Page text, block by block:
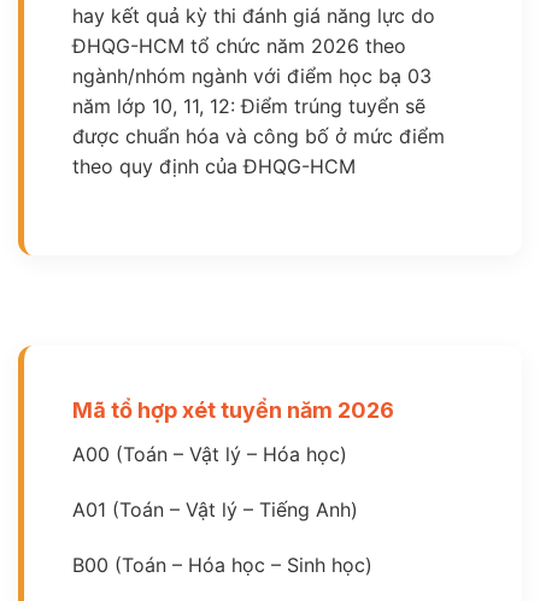
hay kết quả kỳ thi đánh giá năng lực do
ĐHQG-HCM tổ chức năm 2026 theo
ngành/nhóm ngành với điểm học bạ 03
năm lớp 10, 11, 12: Điểm trúng tuyển sẽ
được chuẩn hóa và công bố ở mức điểm
theo quy định của ĐHQG-HCM
Mã tổ hợp xét tuyển năm 2026
A00 (Toán – Vật lý – Hóa học)
A01 (Toán – Vật lý – Tiếng Anh)
B00 (Toán – Hóa học – Sinh học)